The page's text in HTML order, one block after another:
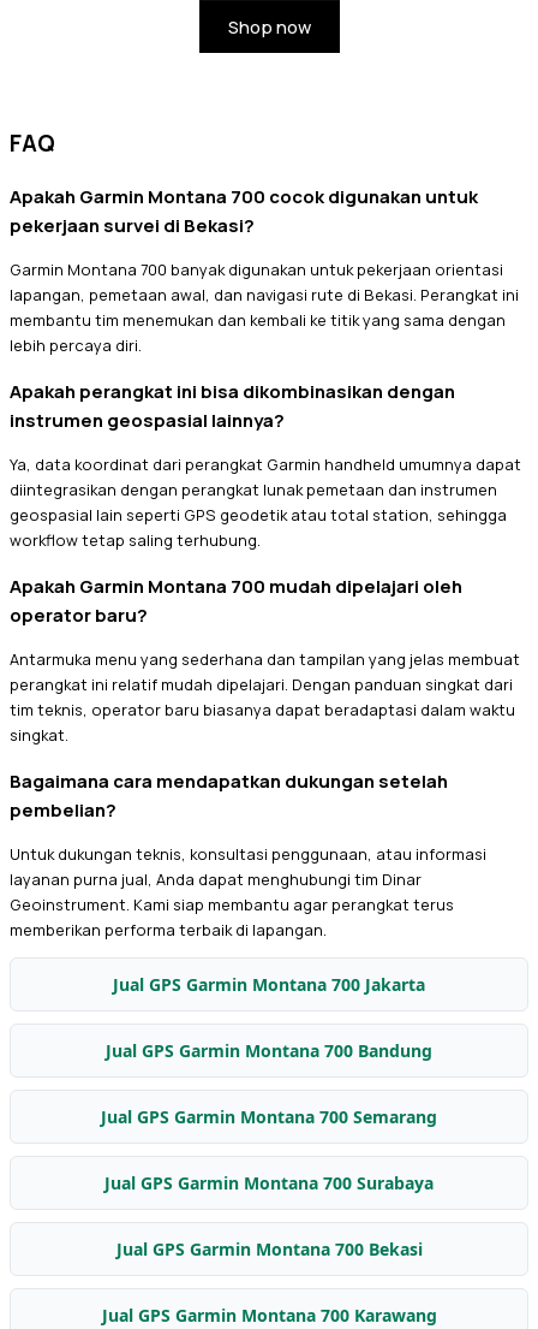
Shop now
FAQ
Apakah Garmin Montana 700 cocok digunakan untuk
pekerjaan survei di Bekasi?
Garmin Montana 700 banyak digunakan untuk pekerjaan orientasi
lapangan, pemetaan awal, dan navigasi rute di Bekasi. Perangkat ini
membantu tim menemukan dan kembali ke titik yang sama dengan
lebih percaya diri.
Apakah perangkat ini bisa dikombinasikan dengan
instrumen geospasial lainnya?
Ya, data koordinat dari perangkat Garmin handheld umumnya dapat
diintegrasikan dengan perangkat lunak pemetaan dan instrumen
geospasial lain seperti GPS geodetik atau total station, sehingga
workflow tetap saling terhubung.
Apakah Garmin Montana 700 mudah dipelajari oleh
operator baru?
Antarmuka menu yang sederhana dan tampilan yang jelas membuat
perangkat ini relatif mudah dipelajari. Dengan panduan singkat dari
tim teknis, operator baru biasanya dapat beradaptasi dalam waktu
singkat.
Bagaimana cara mendapatkan dukungan setelah
pembelian?
Untuk dukungan teknis, konsultasi penggunaan, atau informasi
layanan purna jual, Anda dapat menghubungi tim Dinar
Geoinstrument. Kami siap membantu agar perangkat terus
memberikan performa terbaik di lapangan.
Jual GPS Garmin Montana 700 Jakarta
Jual GPS Garmin Montana 700 Bandung
Jual GPS Garmin Montana 700 Semarang
Jual GPS Garmin Montana 700 Surabaya
Jual GPS Garmin Montana 700 Bekasi
Jual GPS Garmin Montana 700 Karawang